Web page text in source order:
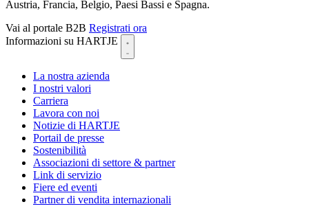
Austria, Francia, Belgio, Paesi Bassi e Spagna.
Vai al portale B2B Registrati ora
Informazioni su HARTJE
La nostra azienda
I nostri valori
Carriera
Lavora con noi
Notizie di HARTJE
Portail de presse
Sostenibilità
Associazioni di settore & partner
Link di servizio
Fiere ed eventi
Partner di vendita internazionali